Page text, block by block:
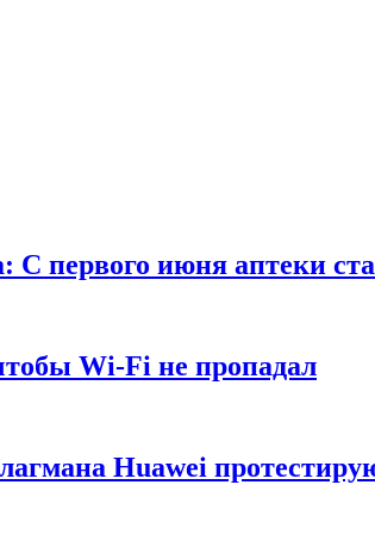
первого июня аптеки
Wi-Fi не пропадал
Huawei